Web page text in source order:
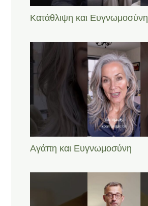
Κατάθλιψη και Ευγνωμοσύνη
Αγάπη και Ευγνωμοσύνη